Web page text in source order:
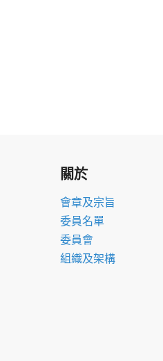
關於
會章及宗旨
委員名單
委員會
組織及架構